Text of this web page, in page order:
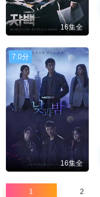
16集全
7.0分
16集全
1 2